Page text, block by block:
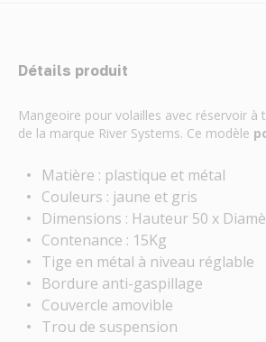
Détails produit
Mangeoire pour volailles avec réservoir à
de la marque River Systems. Ce modèle
Matière : plastique et métal
Couleurs : jaune et gris
Dimensions : Hauteur 50 x
Contenance : 15Kg
Tige en métal à niveau réglable
Bordure anti-gaspillage
Couvercle amovible
Trou de suspension